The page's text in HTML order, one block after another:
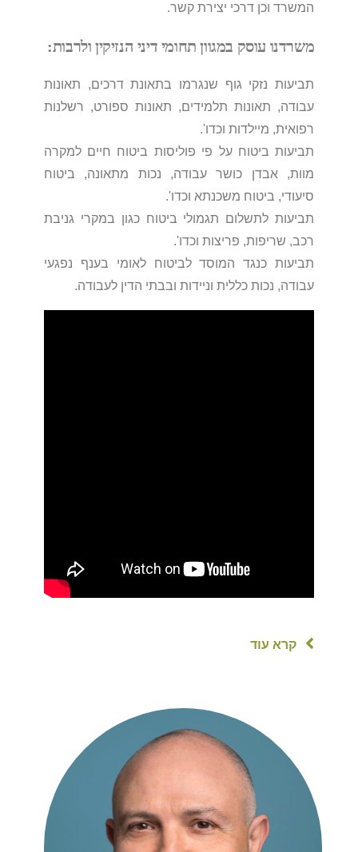
המשרד וכן דרכי יצירת קשר.
משרדנו עוסק במגוון תחומי דיני הנזיקין ולרבות:
תביעות נזקי גוף שנגרמו בתאונת דרכים, תאונות
עבודה, תאונות תלמידים, תאונות ספורט, רשלנות
רפואית, מיילדות וכדו'.
תביעות ביטוח על פי פוליסות ביטוח חיים למקרה
מוות, אבדן כושר עבודה, נכות מתאונה, ביטוח
סיעודי, ביטוח משכנתא וכדו'.
תביעות לתשלום תגמולי ביטוח כגון במקרי גניבת
רכב, שריפות, פריצות וכדו'.
תביעות כנגד המוסד לביטוח לאומי בענף נפגעי
עבודה, נכות כללית וניידות ובבתי הדין לעבודה.
קרא עוד